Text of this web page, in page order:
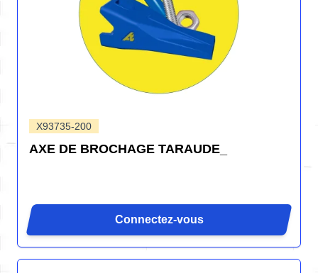
X93735-200
AXE DE BROCHAGE TARAUDE_
Connectez-vous